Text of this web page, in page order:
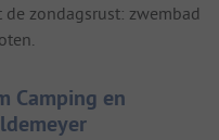
zondagsrust: zwembad
Camping en